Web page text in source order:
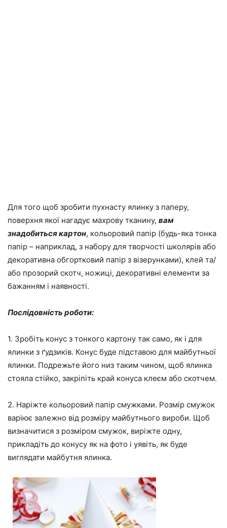
Для того щоб зробити пухнасту ялинку з паперу,
поверхня якої нагадує махрову тканину, вам
знадобиться картон, кольоровий папір (будь-яка тонка
папір – наприклад, з набору для творчості школярів або
декоративна обгортковий папір з візерунками), клей та/
або прозорий скотч, ножиці, декоративні елементи за
бажанням і наявності.
Послідовність роботи:
1. Зробіть конус з тонкого картону так само, як і для
ялинки з ґудзиків. Конус буде підставою для майбутньої
ялинки. Подрежьте його низ таким чином, щоб ялинка
стояла стійко, закріпіть край конуса клеєм або скотчем.
2. Наріжте кольоровий папір смужками. Розмір смужок
варіює залежно від розміру майбутнього вироби. Щоб
визначитися з розміром смужок, виріжте одну,
прикладіть до конусу як на фото і уявіть, як буде
виглядати майбутня ялинка.